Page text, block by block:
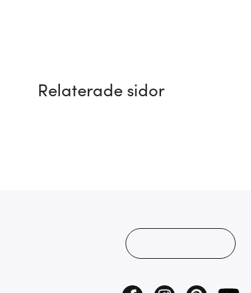
Relaterade sidor